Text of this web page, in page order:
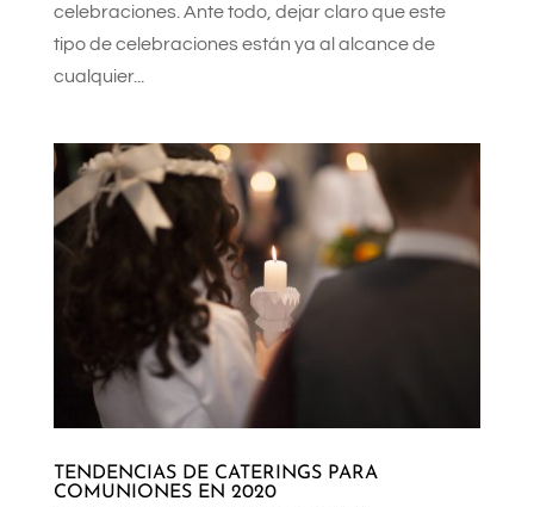
celebraciones. Ante todo, dejar claro que este
tipo de celebraciones están ya al alcance de
cualquier...
TENDENCIAS DE CATERINGS PARA
COMUNIONES EN 2020